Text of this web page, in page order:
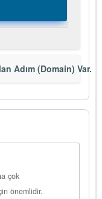
Adım (Domain) Var.
çok
önemlidir.